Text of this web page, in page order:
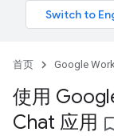
首页 Google
使用
Chat 应用